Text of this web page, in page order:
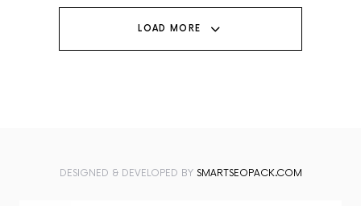
LOAD MORE
DESIGNED & DEVELOPED BY SMARTSEOPACK.COM